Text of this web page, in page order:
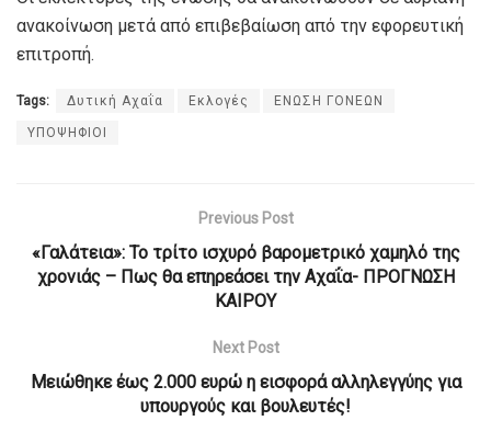
ανακοίνωση μετά από επιβεβαίωση από την εφορευτική
επιτροπή.
Tags: Δυτική Αχαΐα Εκλογές ΕΝΩΣΗ ΓΟΝΕΩΝ
ΥΠΟΨΗΦΙΟΙ
Previous Post
«Γαλάτεια»: Το τρίτο ισχυρό βαρομετρικό χαμηλό της
χρονιάς – Πως θα επηρεάσει την Αχαΐα- ΠΡΟΓΝΩΣΗ
ΚΑΙΡΟΥ
Next Post
Μειώθηκε έως 2.000 ευρώ η εισφορά αλληλεγγύης για
υπουργούς και βουλευτές!